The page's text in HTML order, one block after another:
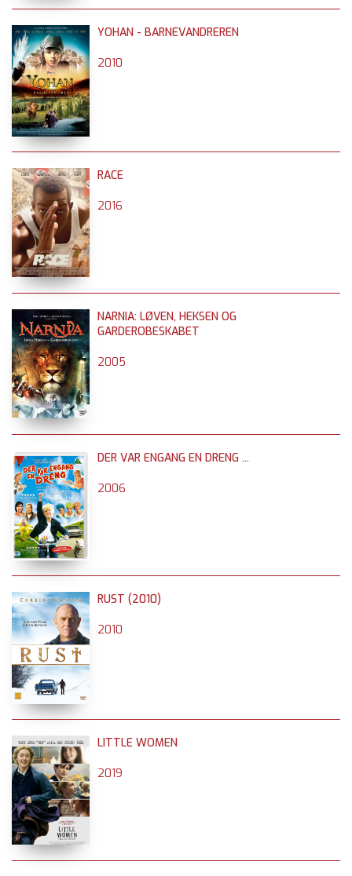
YOHAN - BARNEVANDREREN
2010
RACE
2016
NARNIA: LØVEN, HEKSEN OG
GARDEROBESKABET
2005
DER VAR ENGANG EN DRENG ...
2006
RUST (2010)
2010
LITTLE WOMEN
2019